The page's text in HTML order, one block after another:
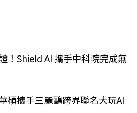
！Shield AI 攜手中科院完成無
碩攜手三麗鷗跨界聯名大玩AI